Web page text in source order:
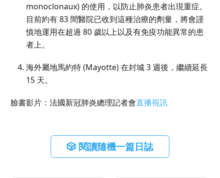
monoclonaux) 的使用，以防止肺炎患者出現重症。
目前約有 83 間醫院已收到這種治療的劑量，將會謹
慎地運用在超過 80 歲以上以及有免疫功能異常的患
者上。
海外屬地馬約特 (Mayotte) 在封城 3 週後，繼續延長
15 天。
臉書影片：法國新冠肺炎總理記者會直播視訊
🎲 閱讀隨機一篇日誌